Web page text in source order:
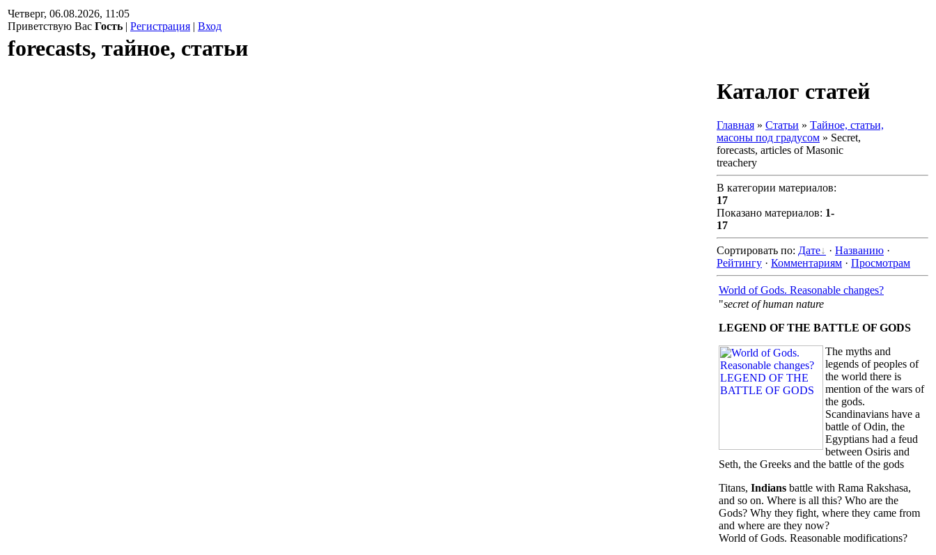
Четверг, 06.08.2026, 11:05
Приветствую Вас Гость | Регистрация | Вход
forecasts, тайное, статьи
Каталог статей
Главная » Статьи » Тайное, статьи,
масоны под градусом » Secret,
forecasts, articles of Masonic
treachery
В категории материалов:
17
Показано материалов: 1-
17
Сортировать по: Дате · Названию ·
Рейтингу · Комментариям · Просмотрам
World of Gods. Reasonable changes?
"secret of human nature
LEGEND OF THE BATTLE OF GODS
The myths and
legends of peoples of
the world there is
mention of the wars of
the gods.
Scandinavians have a
battle of Odin, the
Egyptians had a feud
between Osiris and
Seth, the Greeks and the battle of the gods
Titans, Indians battle with Rama Rakshasa,
and so on. Where is all this? Who are the
Gods? Why they fight, where they came from
and where are they now?
World of Gods. Reasonable modifications?